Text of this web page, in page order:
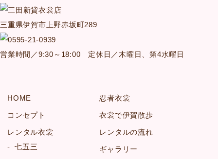
三重県伊賀市上野赤坂町289
営業時間／9:30～18:00 定休日／木曜日、第4水曜日
HOME
コンセプト
レンタル衣裳
七五三
忍者衣裳
衣裳で伊賀散歩
レンタルの流れ
ギャラリー